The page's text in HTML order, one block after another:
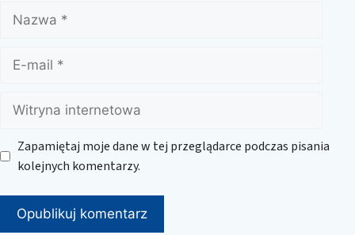
Nazwa
mail
Witryna
internetowa
Zapamiętaj moje dane w tej przeglądarce podczas pisania
kolejnych komentarzy.